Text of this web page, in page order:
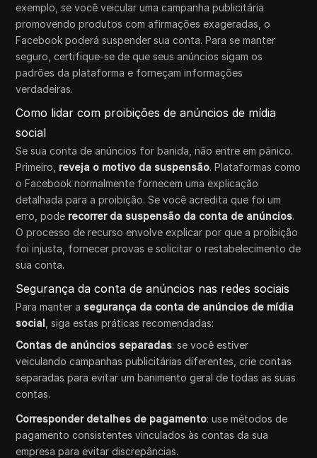
exemplo, se você veicular uma campanha publicitária
promovendo produtos com afirmações exageradas, o
Facebook poderá suspender sua conta. Para se manter
seguro, certifique-se de que seus anúncios sigam os
padrões da plataforma e forneçam informações
verdadeiras.
Como lidar com proibições de anúncios de mídia
social
Se sua conta de anúncios for banida, não entre em pânico.
Primeiro, reveja o motivo da suspensão. Plataformas como
o Facebook normalmente fornecem uma explicação
detalhada para a proibição. Se você acredita que foi um
erro, pode recorrer da suspensão da conta de anúncios.
O processo de recurso envolve explicar por que a proibição
foi injusta, fornecer provas e solicitar o restabelecimento de
sua conta.
Segurança da conta de anúncios nas redes sociais
Para manter a segurança da conta de anúncios de mídia
social , siga estas práticas recomendadas:
Contas de anúncios separadas: se você estiver
veiculando campanhas publicitárias diferentes, crie contas
separadas para evitar um banimento geral de todas as suas
contas.
Corresponder detalhes de pagamento: use métodos de
pagamento consistentes vinculados às contas da sua
empresa para evitar discrepâncias.